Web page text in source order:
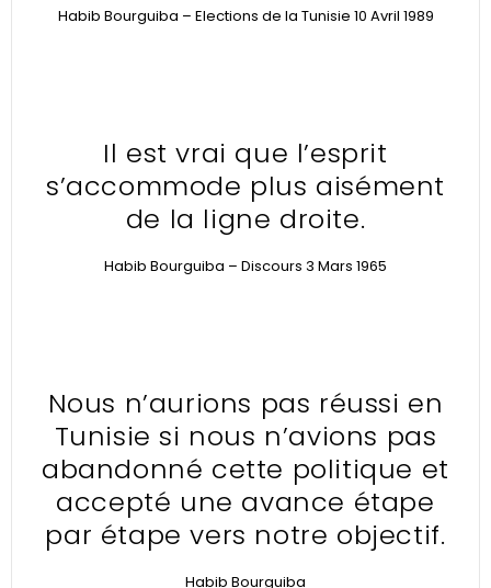
Habib Bourguiba – Elections de la Tunisie 10 Avril 1989
Il est vrai que l’esprit
s’accommode plus aisément
de la ligne droite.
Habib Bourguiba – Discours 3 Mars 1965
Nous n’aurions pas réussi en
Tunisie si nous n’avions pas
abandonné cette politique et
accepté une avance étape
par étape vers notre objectif.
Habib Bourguiba